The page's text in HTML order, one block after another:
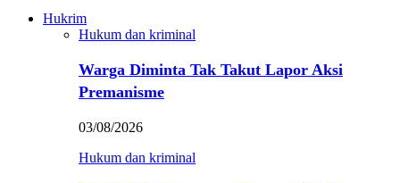
Hukrim
Hukum dan kriminal
Warga Diminta Tak Takut Lapor Aksi
Premanisme
03/08/2026
Hukum dan kriminal